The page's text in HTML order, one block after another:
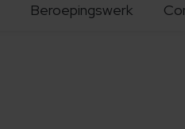
Beroepingswerk